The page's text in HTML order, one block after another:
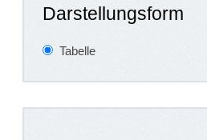
Darstellungsform
Tabelle